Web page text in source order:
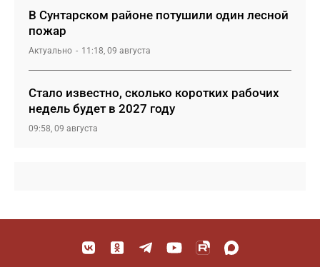
В Сунтарском районе потушили один лесной
пожар
Актуально 11:18, 09 августа
Стало известно, сколько коротких рабочих
недель будет в 2027 году
09:58, 09 августа